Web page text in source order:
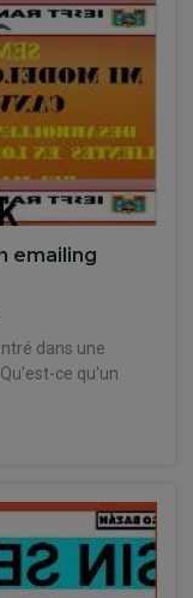
emailing
dans une
ce qu'un